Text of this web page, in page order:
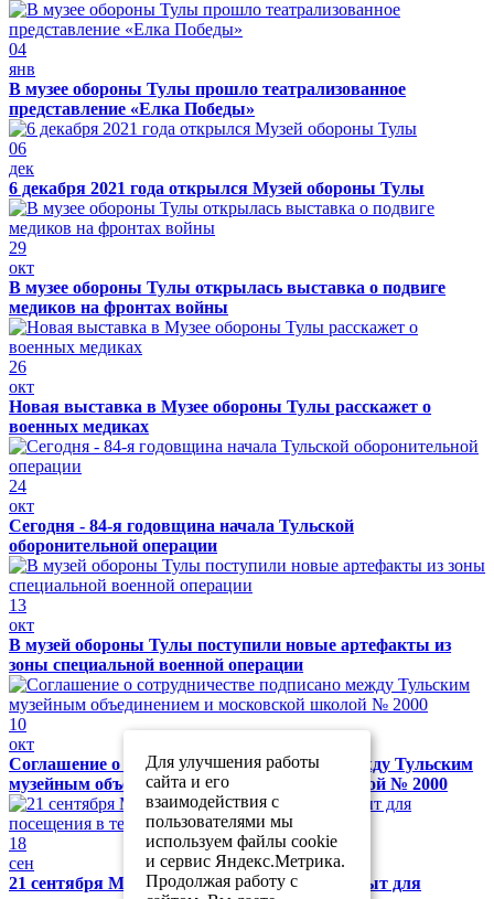
04
янв
В музее обороны Тулы прошло театрализованное
представление «Елка Победы»
06
дек
6 декабря 2021 года открылся Музей обороны Тулы
29
окт
В музее обороны Тулы открылась выставка о подвиге
медиков на фронтах войны
26
окт
Новая выставка в Музее обороны Тулы расскажет о
военных медиках
24
окт
Сегодня - 84-я годовщина начала Тульской
оборонительной операции
13
окт
В музей обороны Тулы поступили новые артефакты из
зоны специальной военной операции
10
окт
Соглашение о сотрудничестве подписано между Тульским
музейным объединением и московской школой № 2000
18
сен
21 сентября Музей обороны Тулы будет закрыт для
Для улучшения работы
сайта и его
взаимодействия с
пользователями мы
используем файлы cookie
и сервис Яндекс.Метрика.
Продолжая работу с